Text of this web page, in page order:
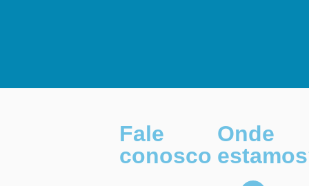
Fale
conosco
Onde